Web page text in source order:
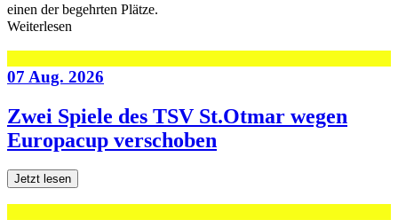
einen der begehrten Plätze.
Weiterlesen
07 Aug. 2026
Zwei Spiele des TSV St.Otmar wegen
Europacup verschoben
Jetzt lesen